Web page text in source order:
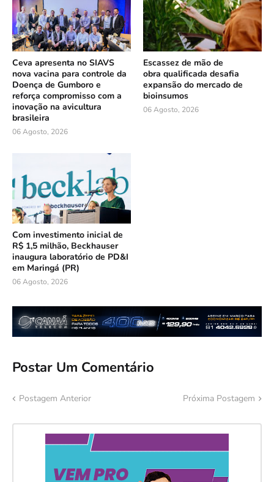
Ceva apresenta no SIAVS
nova vacina para controle da
Doença de Gumboro e
reforça compromisso com a
inovação na avicultura
brasileira
06 Agosto, 2026
Escassez de mão de
obra qualificada desafia
expansão do mercado de
bioinsumos
06 Agosto, 2026
Com investimento inicial de
R$ 1,5 milhão, Beckhauser
inaugura laboratório de PD&I
em Maringá (PR)
06 Agosto, 2026
Postar Um Comentário
Postagem Anterior Próxima Postagem